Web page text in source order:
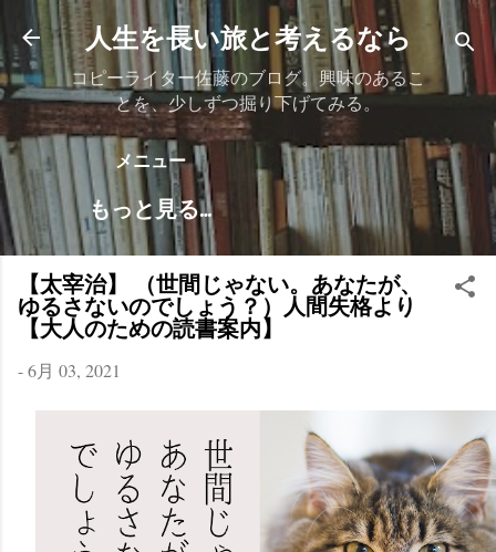
スキップしてメイン コンテンツに移動
人生を長い旅と考えるなら
コピーライター佐藤のブログ。興味のあるこ
とを、少しずつ掘り下げてみる。
メニュー
もっと見る…
【太宰治】 （世間じゃない。あなたが、
ゆるさないのでしょう？）人間失格より
【大人のための読書案内】
-6月 03, 2021